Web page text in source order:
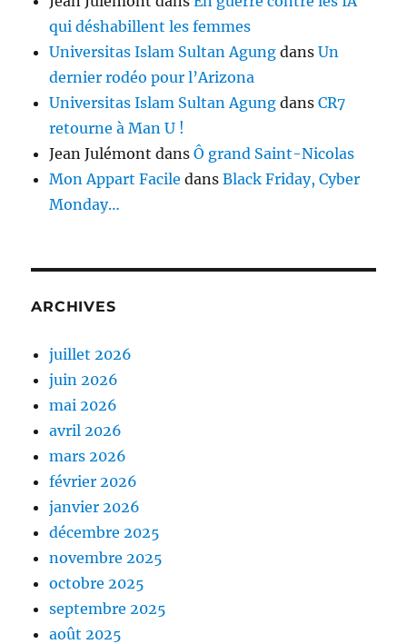
qui déshabillent les femmes
Universitas Islam Sultan Agung dansUn
dernier rodéo pour l’Arizona
Universitas Islam Sultan Agung dansCR7
retourne à Man U !
Jean Julémont dansÔ grand Saint-Nicolas
Mon Appart Facile dansBlack Friday, Cyber
Monday…
ARCHIVES
juillet 2026
juin 2026
mai 2026
avril 2026
mars 2026
février 2026
janvier 2026
décembre 2025
novembre 2025
octobre 2025
septembre 2025
août 2025